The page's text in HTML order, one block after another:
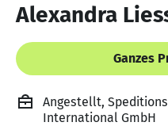
Alexandra
Ganzes
Angestellt,
International GmbH